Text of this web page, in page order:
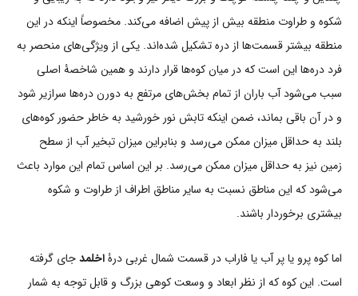
شکوه و طراوت منطقه بیش از پیش اضافه می‌کند. مخصوصاً اینکه در این
منطقه بیشتر قسمت‌ها از دره تشکیل شده‌اند. یکی از ویژگی‌های منحصر به
فرد دره‌ها این است که در میان کوه‌ها قرار دارند و همین شاخصۀ اصلی
سبب می‌شود آب باران از تمام بخش‌های مرتفع به دورن دره‌ها سرازیر شود
و در آن باقی بماند، ضمن اینکه تابش نور خورشید به خاطر حضور کوه‌های
بلند به حداقل میزان ممکن می‌رسد و بنابراین میزان تبخیر آب از سطح
زمین نیز به حداقل میزان ممکن می‌رسد. بر این اساس تمام این موارد باعث
می‌شود که این مناطق نسبت به سایر مناطق اطراف از طراوت و شکوه
بیشتری برخوردار باشند.
اما کوه پرو یا پر آب یا فاراب در قسمت شمال غربی درۀاخلمدجای گرفته
است. این کوه که از نظر ابعاد و وسعت کوهی بزرگ و قابل توجه به شمار